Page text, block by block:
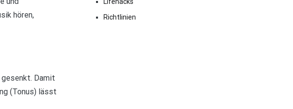
hören,
gesenkt. Damit
(Tonus) lässt
Richtlinien